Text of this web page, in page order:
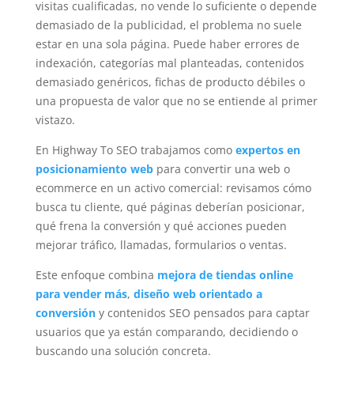
visitas cualificadas, no vende lo suficiente o depende
demasiado de la publicidad, el problema no suele
estar en una sola página. Puede haber errores de
indexación, categorías mal planteadas, contenidos
demasiado genéricos, fichas de producto débiles o
una propuesta de valor que no se entiende al primer
vistazo.
En Highway To SEO trabajamos como expertos en
posicionamiento webpara convertir una web o
ecommerce en un activo comercial: revisamos cómo
busca tu cliente, qué páginas deberían posicionar,
qué frena la conversión y qué acciones pueden
mejorar tráfico, llamadas, formularios o ventas.
Este enfoque combina mejora de tiendas online
para vender más, diseño web orientado a
conversióny contenidos SEO pensados para captar
usuarios que ya están comparando, decidiendo o
buscando una solución concreta.